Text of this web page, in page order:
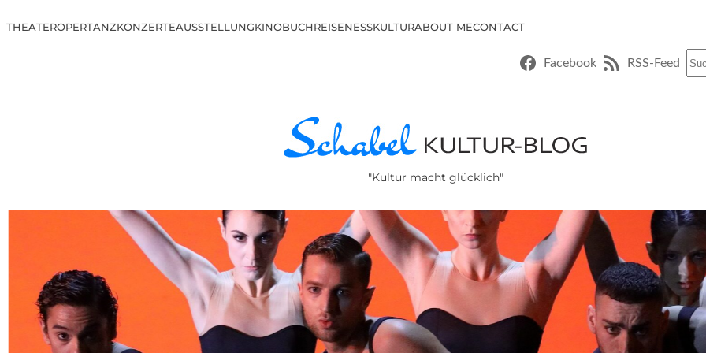
THEATEROPERTANZKONZERTEAUSSTELLUNGKINOBUCHREISENESSKULTURABOUT MECONTACT
Facebook RSS-Feed
"Kultur macht glücklich"